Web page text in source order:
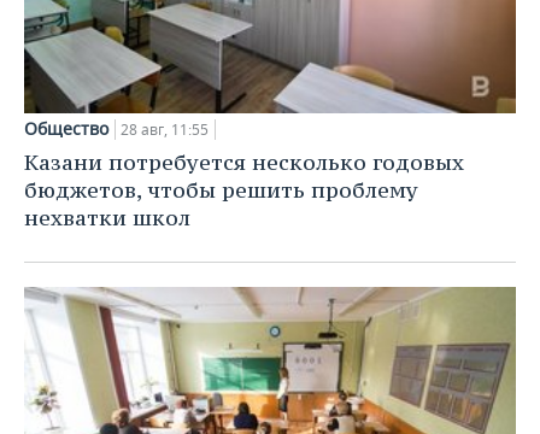
Общество 28 авг, 11:55
Казани потребуется несколько годовых
бюджетов, чтобы решить проблему
нехватки школ